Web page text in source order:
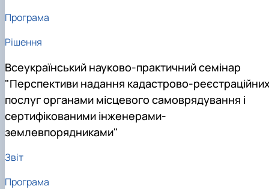
Програма
Рішення
Всеукраїнський науково-практичний семінар
"Перспективи надання кадастрово-
послуг органами місцевого самоврядування і
сертифікованими інженерами-
землевпорядниками"
Звіт
Програма